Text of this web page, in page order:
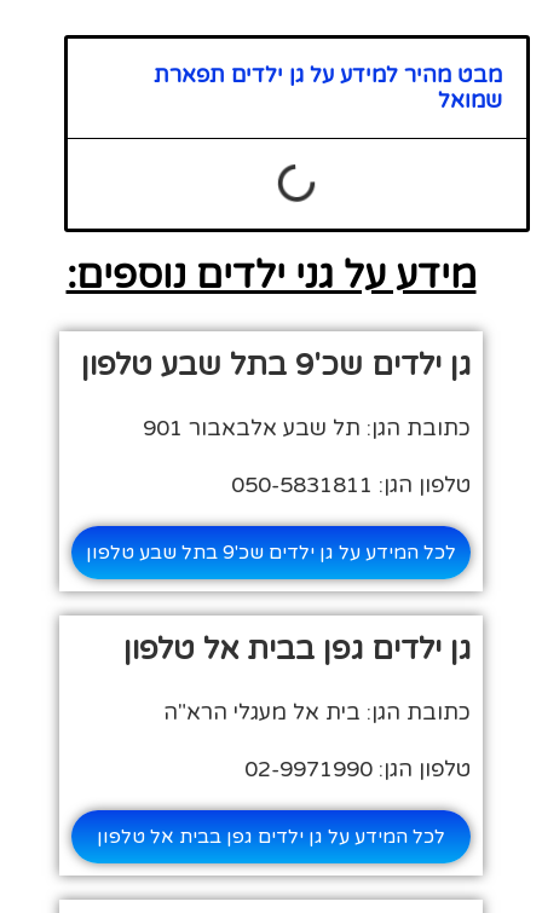
מבט מהיר למידע על גן ילדים תפארת
שמואל
מידע על גני ילדים נוספים:
גן ילדים שכ'9 בתל שבע טלפון
כתובת הגן: תל שבע אלבאבור 901
טלפון הגן: 050-5831811
לכל המידע על גן ילדים שכ'9 בתל שבע טלפון
גן ילדים גפן בבית אל טלפון
כתובת הגן: בית אל מעגלי הרא"ה
טלפון הגן: 02-9971990
לכל המידע על גן ילדים גפן בבית אל טלפון